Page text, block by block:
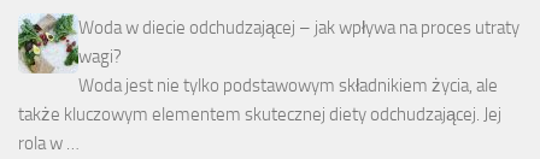
Woda w diecie odchudzającej – jak wpływa na proces utraty
wagi?
Woda jest nie tylko podstawowym składnikiem życia, ale
także kluczowym elementem skutecznej diety odchudzającej. Jej
rola w …